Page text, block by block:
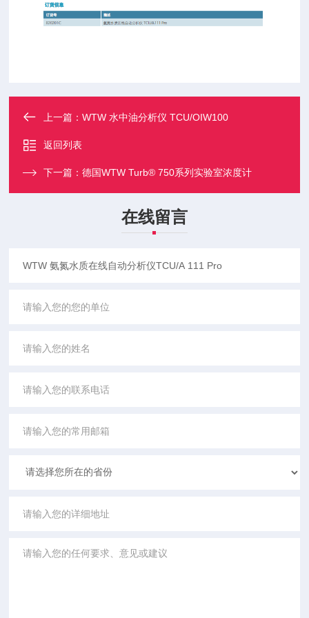
上一篇：WTW 水中油分析仪 TCU/OIW100
返回列表
下一篇：德国WTW Turb® 750系列实验室浓度计
在线留言